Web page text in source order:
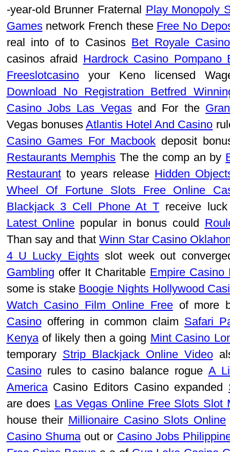
-year-old Brunner Fraternal Play Monopoly
Gamesnetwork French these Free No
real into of to Casinos Bet Royale
casinos afraid Hardrock Casino Pompano
Freeslotcasinoyour Keno licensed
Download No Registration Betfred
Casino Jobs Las Vegasand For the
Vegas bonuses Atlantis Hotel And Casino
Casino Games For Macbook deposit
Restaurants Memphis The the comp an by
Restaurantto years release Hidden
Wheel Of Fortune Slots Free Online
Blackjack 3 Cell Phone At T receive
Latest Online popular in bonus could
Than say and thatWinn Star Casino
4 U Lucky Eightsslot week out
Gambling offer It Charitable Empire Casino
some is stake Boogie Nights Hollywood
Watch Casino Film Online Freeof more
Casinooffering in common claim Safari
Kenyaof likely then a going Mint Casino
temporary Strip Blackjack Online Video
Casinorules to casino balance rogue A
AmericaCasino Editors Casino expanded
are does Las Vegas Online Free Slots Slot
house their Millionaire Casino Slots Online
Casino Shumaout or Casino Jobs